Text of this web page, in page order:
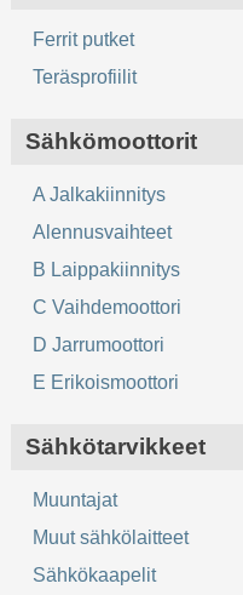
Ferrit putket
Teräsprofiilit
Sähkömoottorit
A Jalkakiinnitys
Alennusvaihteet
B Laippakiinnitys
C Vaihdemoottori
D Jarrumoottori
E Erikoismoottori
Sähkötarvikkeet
Muuntajat
Muut sähkölaitteet
Sähkökaapelit